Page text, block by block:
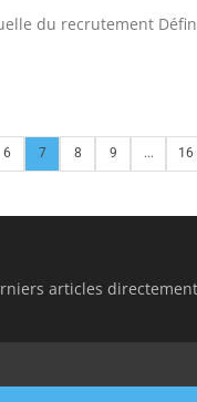
du recrutement
6 7 8 9 ... 16
articles